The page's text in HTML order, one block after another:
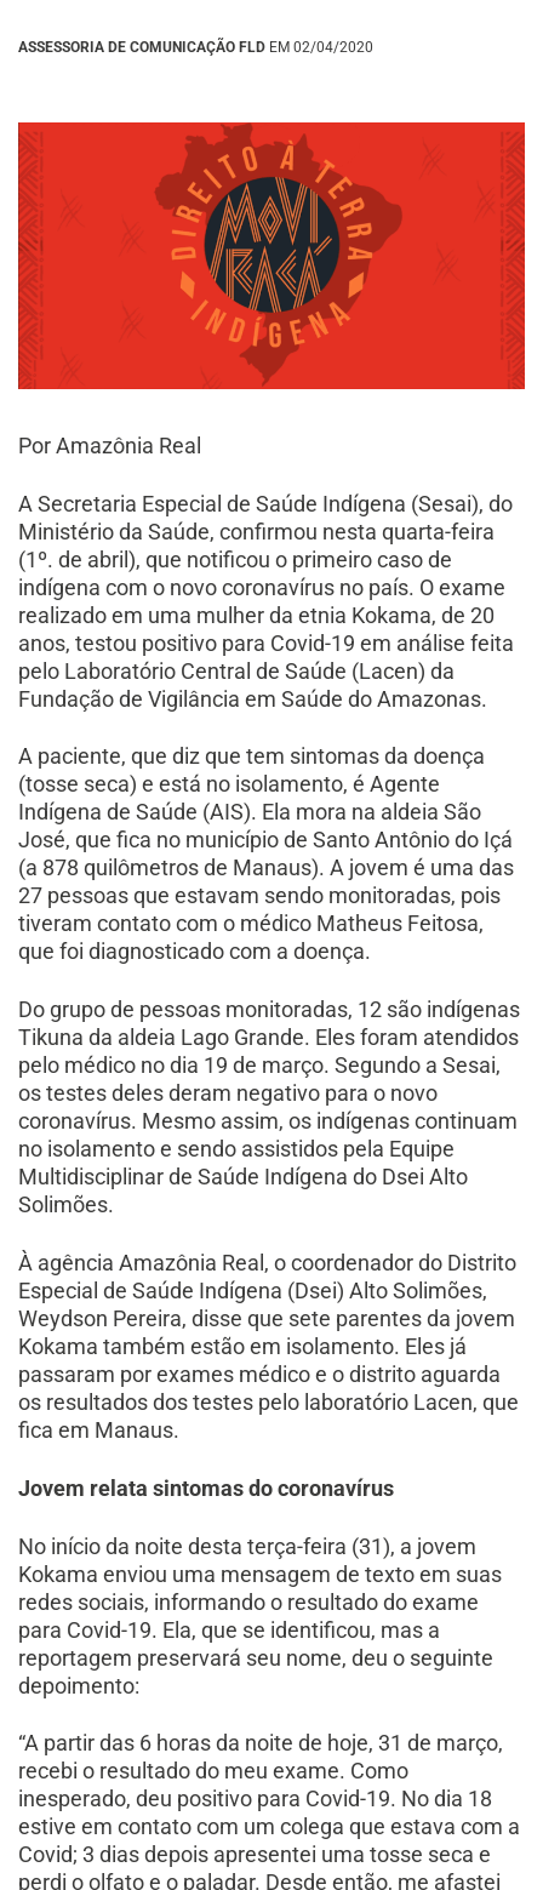
ASSESSORIA DE COMUNICAÇÃO FLD EM 02/04/2020
Por Amazônia Real
A Secretaria Especial de Saúde Indígena (Sesai), do
Ministério da Saúde, confirmou nesta quarta-feira
(1º. de abril), que notificou o primeiro caso de
indígena com o novo coronavírus no país. O exame
realizado em uma mulher da etnia Kokama, de 20
anos, testou positivo para Covid-19 em análise feita
pelo Laboratório Central de Saúde (Lacen) da
Fundação de Vigilância em Saúde do Amazonas.
A paciente, que diz que tem sintomas da doença
(tosse seca) e está no isolamento, é Agente
Indígena de Saúde (AIS). Ela mora na aldeia São
José, que fica no município de Santo Antônio do Içá
(a 878 quilômetros de Manaus). A jovem é uma das
27 pessoas que estavam sendo monitoradas, pois
tiveram contato com o médico Matheus Feitosa,
que foi diagnosticado com a doença.
Do grupo de pessoas monitoradas, 12 são indígenas
Tikuna da aldeia Lago Grande. Eles foram atendidos
pelo médico no dia 19 de março. Segundo a Sesai,
os testes deles deram negativo para o novo
coronavírus. Mesmo assim, os indígenas continuam
no isolamento e sendo assistidos pela Equipe
Multidisciplinar de Saúde Indígena do Dsei Alto
Solimões.
À agência Amazônia Real, o coordenador do Distrito
Especial de Saúde Indígena (Dsei) Alto Solimões,
Weydson Pereira, disse que sete parentes da jovem
Kokama também estão em isolamento. Eles já
passaram por exames médico e o distrito aguarda
os resultados dos testes pelo laboratório Lacen, que
fica em Manaus.
Jovem relata sintomas do coronavírus
No início da noite desta terça-feira (31), a jovem
Kokama enviou uma mensagem de texto em suas
redes sociais, informando o resultado do exame
para Covid-19. Ela, que se identificou, mas a
reportagem preservará seu nome, deu o seguinte
depoimento:
“A partir das 6 horas da noite de hoje, 31 de março,
recebi o resultado do meu exame. Como
inesperado, deu positivo para Covid-19. No dia 18
estive em contato com um colega que estava com a
Covid; 3 dias depois apresentei uma tosse seca e
perdi o olfato e o paladar. Desde então, me afastei